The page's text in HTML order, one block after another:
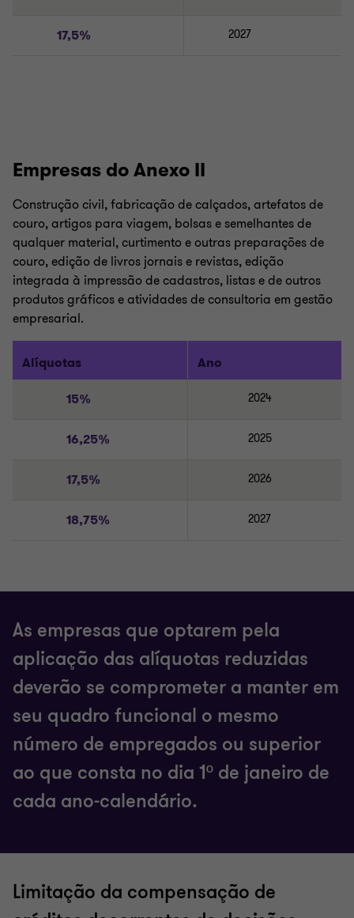
17,5% 2027
Empresas do Anexo II
Construção civil, fabricação de calçados, artefatos de
couro, artigos para viagem, bolsas e semelhantes de
qualquer material, curtimento e outras preparações de
couro, edição de livros jornais e revistas, edição
integrada à impressão de cadastros, listas e de outros
produtos gráficos e atividades de consultoria em gestão
empresarial.
Alíquotas Ano
15% 2024
16,25% 2025
17,5% 2026
18,75% 2027
As empresas que optarem pela
aplicação das alíquotas reduzidas
deverão se comprometer a manter em
seu quadro funcional o mesmo
número de empregados ou superior
ao que consta no dia 1º de janeiro de
cada ano-calendário.
Limitação da compensação de